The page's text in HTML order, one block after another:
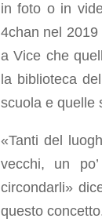
in foto o in
4chan nel
a Vice che
la biblioteca
scuola e quelle
«Tanti del
vecchi, un
circondarli»
questo